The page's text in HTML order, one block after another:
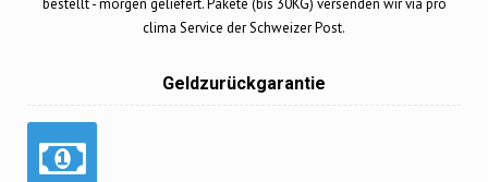
bestellt - morgen geliefert. Pakete (bis 30KG) versenden wir via pro
clima Service der Schweizer Post.
Geldzurückgarantie